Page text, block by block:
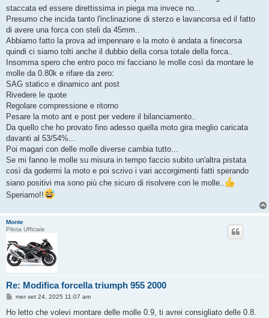
staccata ed essere direttissima in piega ma invece no...
Presumo che incida tanto l'inclinazione di sterzo e lavancorsa ed il fatto
di avere una forca con steli da 45mm..
Abbiamo fatto la prova ad impennare e la moto è andata a finecorsa
quindi ci siamo tolti anche il dubbio della corsa totale della forca..
Insomma spero che entro poco mi facciano le molle così da montare le
molle da 0.80k e rifare da zero:
SAG statico e dinamico ant post
Rivedere le quote
Regolare compressione e ritorno
Pesare la moto ant e post per vedere il bilanciamento..
Da quello che ho provato fino adesso quella moto gira meglio caricata
davanti al 53/54%...
Poi magari con delle molle diverse cambia tutto...
Se mi fanno le molle su misura in tempo faccio subito un'altra pistata
così da godermi la moto e poi scrivo i vari accorgimenti fatti sperando
siano positivi ma sono più che sicuro di risolvere con le molle..
Speriamo!!
Monte
Pilota Ufficiale
Re: Modifica forcella triumph 955 2000
M
s
mer set 24, 2025 11:07 am
Ho letto che volevi montare delle molle 0.9, ti avrei consigliato delle 0.8.